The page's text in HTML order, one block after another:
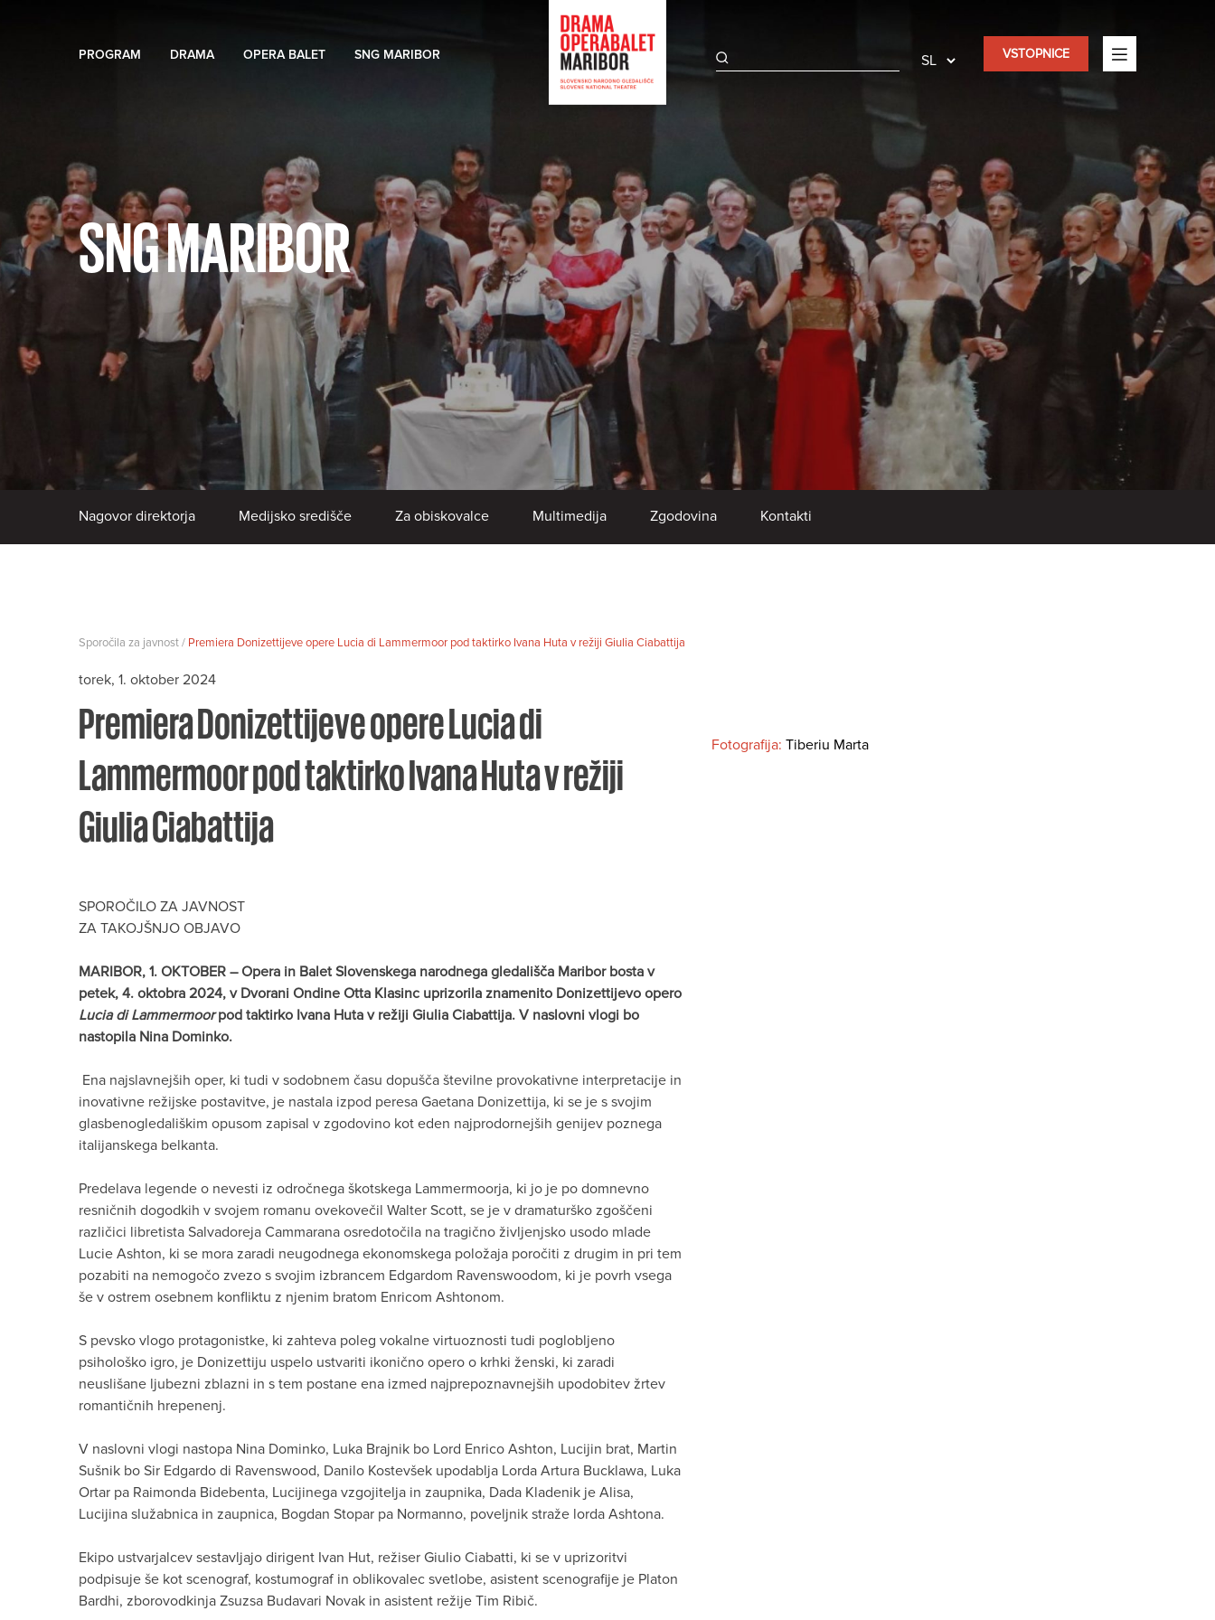
PROGRAM DRAMA OPERA BALET SNG MARIBOR VSTOPNICE
SNG MARIBOR
Nagovor direktorja Medijsko središče Za obiskovalce Multimedija Zgodovina Kontakti
Sporočila za javnost / Premiera Donizettijeve opere Lucia di Lammermoor pod taktirko Ivana Huta v režiji Giulia Ciabattija
torek, 1. oktober 2024
Premiera Donizettijeve opere Lucia di
Lammermoor pod taktirko Ivana Huta v režiji
Giulia Ciabattija
SPOROČILO ZA JAVNOST
ZA TAKOJŠNJO OBJAVO
MARIBOR, 1. OKTOBER – Opera in Balet Slovenskega narodnega gledališča Maribor bosta v
petek, 4. oktobra 2024, v Dvorani Ondine Otta Klasinc uprizorila znamenito Donizettijevo opero
Lucia di Lammermoorpod taktirko Ivana Huta v režiji Giulia Ciabattija. V naslovni vlogi bo
nastopila Nina Dominko.
Ena najslavnejših oper, ki tudi v sodobnem času dopušča številne provokativne interpretacije in
inovativne režijske postavitve, je nastala izpod peresa Gaetana Donizettija, ki se je s svojim
glasbenogledališkim opusom zapisal v zgodovino kot eden najprodornejših genijev poznega
italijanskega belkanta.
Predelava legende o nevesti iz odročnega škotskega Lammermoorja, ki jo je po domnevno
resničnih dogodkih v svojem romanu ovekovečil Walter Scott, se je v dramaturško zgoščeni
različici libretista Salvadoreja Cammarana osredotočila na tragično življenjsko usodo mlade
Lucie Ashton, ki se mora zaradi neugodnega ekonomskega položaja poročiti z drugim in pri tem
pozabiti na nemogočo zvezo s svojim izbrancem Edgardom Ravenswoodom, ki je povrh vsega
še v ostrem osebnem konfliktu z njenim bratom Enricom Ashtonom.
S pevsko vlogo protagonistke, ki zahteva poleg vokalne virtuoznosti tudi poglobljeno
psihološko igro, je Donizettiju uspelo ustvariti ikonično opero o krhki ženski, ki zaradi
neuslišane ljubezni zblazni in s tem postane ena izmed najprepoznavnejših upodobitev žrtev
romantičnih hrepenenj.
V naslovni vlogi nastopa Nina Dominko, Luka Brajnik bo Lord Enrico Ashton, Lucijin brat, Martin
Sušnik bo Sir Edgardo di Ravenswood, Danilo Kostevšek upodablja Lorda Artura Bucklawa, Luka
Ortar pa Raimonda Bidebenta, Lucijinega vzgojitelja in zaupnika, Dada Kladenik je Alisa,
Lucijina služabnica in zaupnica, Bogdan Stopar pa Normanno, poveljnik straže lorda Ashtona.
Ekipo ustvarjalcev sestavljajo dirigent Ivan Hut, režiser Giulio Ciabatti, ki se v uprizoritvi
podpisuje še kot scenograf, kostumograf in oblikovalec svetlobe, asistent scenografije je Platon
Bardhi, zborovodkinja Zsuzsa Budavari Novak in asistent režije Tim Ribič.
Fotografija: Tiberiu Marta